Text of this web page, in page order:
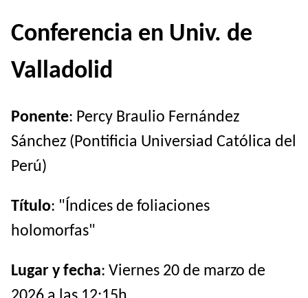
Conferencia en Univ. de
Valladolid
Ponente: Percy Braulio Fernández
Sánchez (Pontificia Universiad Católica del
Perú)
Título: "Índices de foliaciones
holomorfas"
Lugar y fecha: Viernes 20 de marzo de